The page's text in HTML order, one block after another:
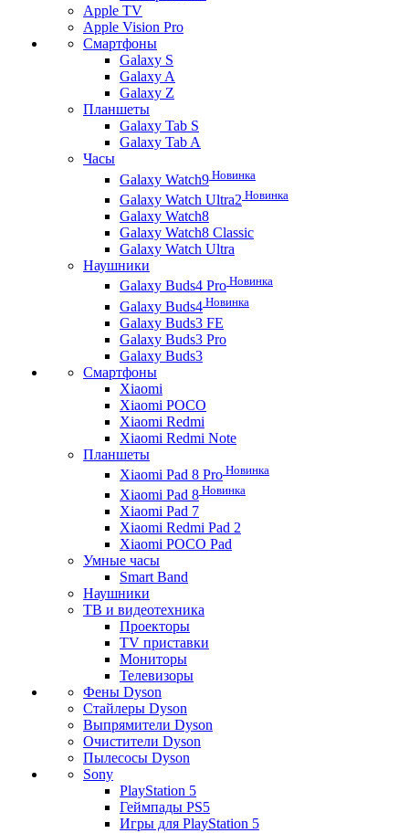
Apple TV
Apple Vision Pro
Смартфоны
Galaxy S
Galaxy A
Galaxy Z
Планшеты
Galaxy Tab S
Galaxy Tab A
Часы
Galaxy Watch9 Новинка
Galaxy Watch Ultra2 Новинка
Galaxy Watch8
Galaxy Watch8 Classic
Galaxy Watch Ultra
Наушники
Galaxy Buds4 Pro Новинка
Galaxy Buds4 Новинка
Galaxy Buds3 FE
Galaxy Buds3 Pro
Galaxy Buds3
Смартфоны
Xiaomi
Xiaomi POCO
Xiaomi Redmi
Xiaomi Redmi Note
Планшеты
Xiaomi Pad 8 Pro Новинка
Xiaomi Pad 8 Новинка
Xiaomi Pad 7
Xiaomi Redmi Pad 2
Xiaomi POCO Pad
Умные часы
Smart Band
Наушники
ТВ и видеотехника
Проекторы
TV приставки
Мониторы
Телевизоры
Фены Dyson
Стайлеры Dyson
Выпрямители Dyson
Очистители Dyson
Пылесосы Dyson
Sony
PlayStation 5
Геймпады PS5
Игры для PlayStation 5